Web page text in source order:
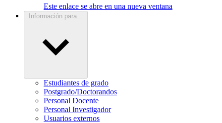
Este enlace se abre en una nueva ventana
Información para...
Estudiantes de grado
Postgrado/Doctorandos
Personal Docente
Personal Investigador
Usuarios externos